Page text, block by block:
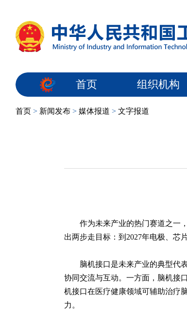
首页 组织机构
首页 > 新闻发布 > 媒体报道 > 文字报道
作为未来产业的热门赛道之一
出两步走目标：到2027年电极、芯
脑机接口是未来产业的典型代
协同交流与互动。一方面，脑机接
机接口在医疗健康领域可辅助治疗
力。